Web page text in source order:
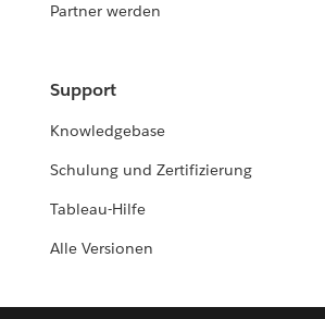
Partner werden
Support
Knowledgebase
Schulung und Zertifizierung
Tableau-Hilfe
Alle Versionen